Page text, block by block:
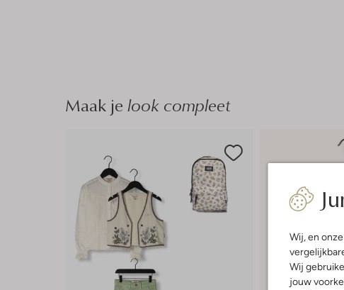
Wij, en onze
Wij
jouw
Maak je look compleet